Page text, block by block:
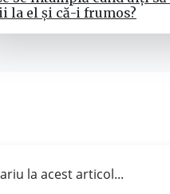
la el și că-i frumos?
la acest articol...